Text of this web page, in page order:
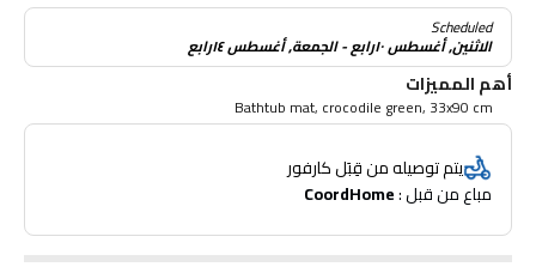
Scheduled
الاثنين, أغسطس ١٠رابع - الجمعة, أغسطس ١٤رابع
أهم المميزات
Bathtub mat, crocodile green, 33x90 cm
يتم توصيله من قِبَل كارفور
مباع من قبل : CoordHome